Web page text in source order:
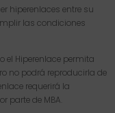
hiperenlaces entre su
las condiciones
el Hiperenlace permita
no podrá reproducirla de
requerirá la
parte de MBA.